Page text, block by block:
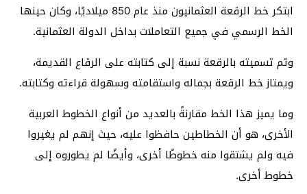
ابتكر خط الرقعة العثمانيون منذ عام 850 ميلاديًا، وكان حينها
الخط الرسمي في جميع التعاملات بداخل الدولة العثمانية.
وتم تسميته بالرقعة نسبة إلى كتابته على الرقاع القديمة،
ويمتاز خط الرقعة بجماله واستقامته وسهولة قراءته وكتابته.
وما يميز هذا الخط مقارنةً بالعديد من أنواع الخطوط العربية
الأخرى، هو أن الخطاطين حافظوا عليه، حيث إنهم لم يغيروا
فيه ولم يشتقوا منه خطوطًا أخرى، وأيضًا لم يطوروه إلى
خطوط أخرى.